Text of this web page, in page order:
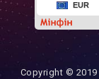
Copyright © 2019